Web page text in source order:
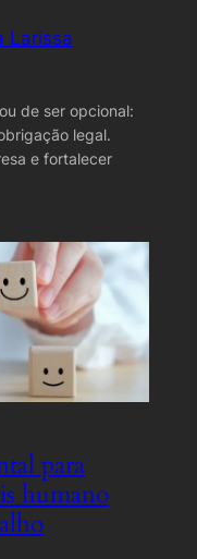
Larissa
de ser opcional:
legal.
e fortalecer
para
humano